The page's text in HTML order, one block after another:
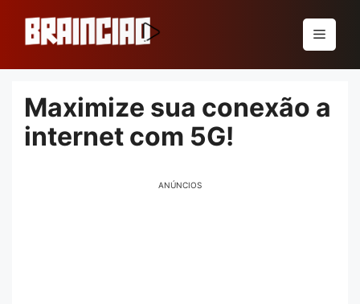
conteúdo
Menu
Maximize sua conexão a
internet com 5G!
ANÚNCIOS